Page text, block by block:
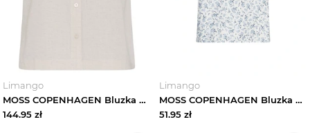
Limango
MOSS COPENHAGEN Bluzka w kolorze beżowym rozmiar: S
144.95 zł
Limango
MOSS COPENHAGEN Bluzka w kolorze błękitnym rozmiar: S
51.95 zł